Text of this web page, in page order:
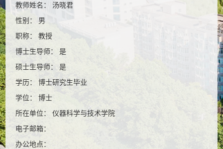
教师姓名： 汤晓君
性别： 男
职称： 教授
博士生导师： 是
硕士生导师： 是
学历： 博士研究生毕业
学位： 博士
所在单位： 仪器科学与技术学院
电子邮箱：
办公地点：